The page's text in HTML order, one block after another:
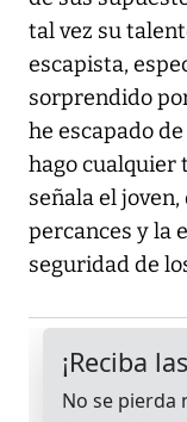
tal vez su
escapista,
sorprendido
he escapado
hago cualquier
señala el
percances y la
seguridad de